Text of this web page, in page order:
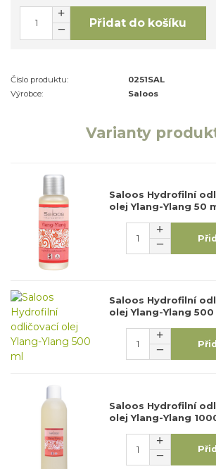
Přidat do košíku
Číslo produktu:
0251SAL
Výrobce:
Saloos
Varianty
Saloos Hydrofilní
olej Ylang-Ylang 50
Saloos Hydrofilní
olej Ylang-Ylang 500
Saloos Hydrofilní
olej Ylang-Ylang